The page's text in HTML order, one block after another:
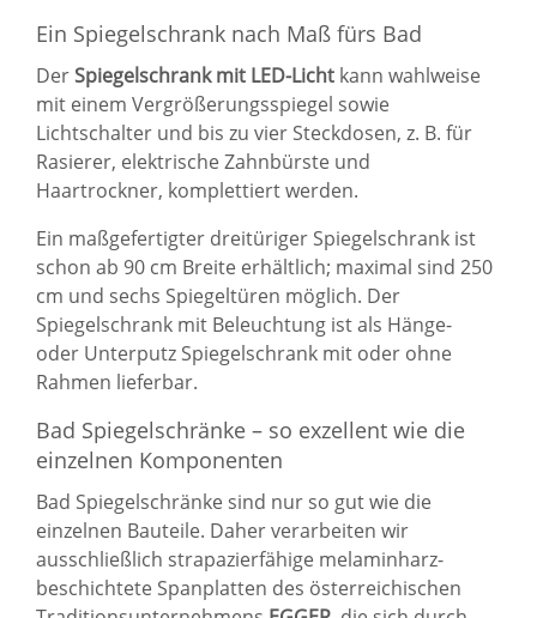
Ein Spiegelschrank nach Maß fürs Bad
DerSpiegelschrank mit LED-Licht kann wahlweise
mit einem Vergrößerungsspiegel sowie
Lichtschalter und bis zu vier Steckdosen, z. B. für
Rasierer, elektrische Zahnbürste und
Haartrockner, komplettiert werden.
Ein maßgefertigter dreitüriger Spiegelschrank ist
schon ab 90 cm Breite erhältlich; maximal sind 250
cm und sechs Spiegeltüren möglich. Der
Spiegelschrank mit Beleuchtung ist als Hänge-
oder Unterputz Spiegelschrank mit oder ohne
Rahmen lieferbar.
Bad Spiegelschränke – so exzellent wie die
einzelnen Komponenten
Bad Spiegelschränke sind nur so gut wie die
einzelnen Bauteile. Daher verarbeiten wir
ausschließlich strapazierfähige melaminharz-
beschichtete Spanplatten des österreichischen